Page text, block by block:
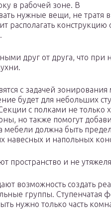
в рабочей зоне. В
нужные вещи, не тратя
располагать конструкцию
друг от друга, что при
с задачей
будет для небольших
с полками не только
но также помогут
должна быть
навесных и напольных
пространство и не
возможность создать
группы. Ступенчатая
нужно только часть